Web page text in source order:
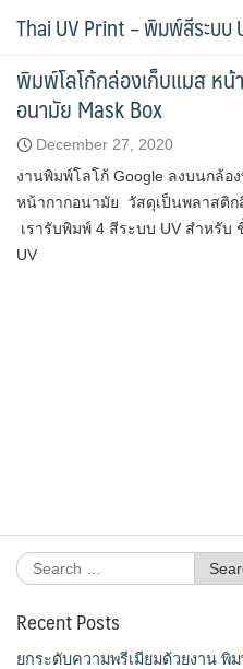
Thai UV Print – พิมพ์สีระบบ
Tag:กล่องเก็บแมส
พิมพ์โลโก้กล่องเก็บแมส หน้
อนามัย Mask Box
December 27, 2020
งานพิมพ์โลโก้ Google ลงบนกล้อง
หน้ากากอนามัย วัสดุเป็นพลาสติก
เรารับพิมพ์ 4 สีระบบ UV สำหรั
UV
Search
for:
Recent Posts
ยกระดับความพรีเมียมด้วยงาน พิ